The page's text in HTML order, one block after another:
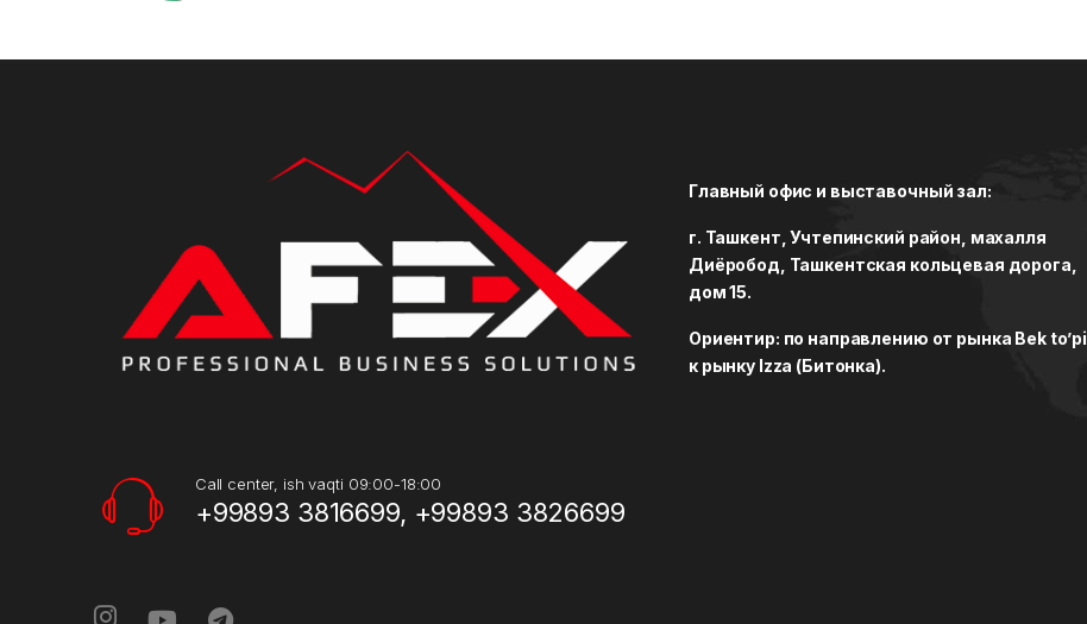
Call center, ish vaqti 09:00-18:00
+99893 3816699, +99893 3826699
Главный офис и выставочный зал:
г. Ташкент, Учтепинский район, махалля
Диёробод, Ташкентская кольцевая дорога,
дом 15.
Ориентир: по направлению от рынка Bek to’pi
к рынку Izza (Битонка).